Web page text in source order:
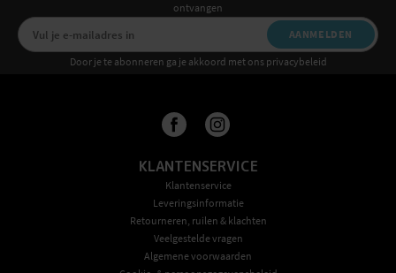
ontvangen
AANMELDEN
Door je te abonneren ga je akkoord met ons privacybeleid
KLANTENSERVICE
Klantenservice
Leveringsinformatie
Retourneren, ruilen & klachten
Veelgestelde vragen
Algemene voorwaarden